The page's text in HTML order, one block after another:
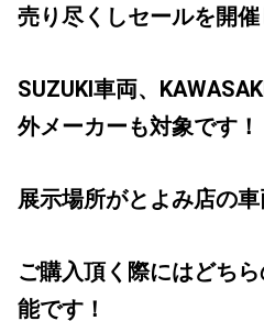
売り尽くしセールを開催
SUZUKI車両、
外メーカーも対象です！
展示場所がとよみ店の車
ご購入頂く際にはどち
能です！